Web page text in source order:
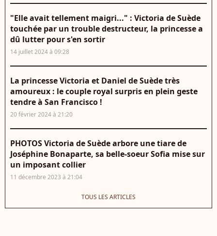
"Elle avait tellement maigri..." : Victoria de Suède
touchée par un trouble destructeur, la princesse a
dû lutter pour s'en sortir
14 juillet 2024 à 09:28
La princesse Victoria et Daniel de Suède très
amoureux : le couple royal surpris en plein geste
tendre à San Francisco !
20 février 2024 à 21:20
PHOTOS Victoria de Suède arbore une tiare de
Joséphine Bonaparte, sa belle-soeur Sofia mise sur
un imposant collier
11 décembre 2023 à 21:04
TOUS LES ARTICLES